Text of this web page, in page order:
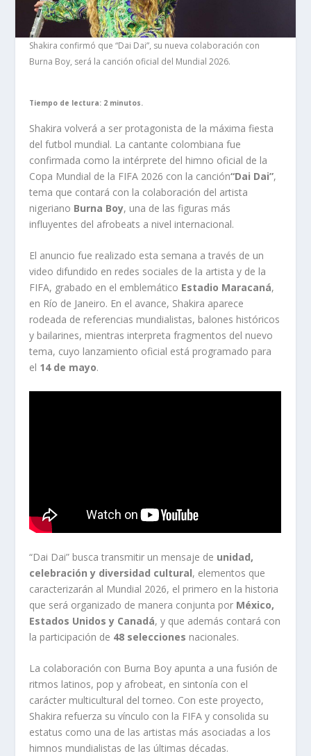
Shakira confirmó que “Dai Dai”, su nueva colaboración con
Burna Boy, será la canción oficial del Mundial 2026.
Tiempo de lectura: 2 minutos.
Shakira volverá a ser protagonista de la máxima fiesta
del futbol mundial. La cantante colombiana fue
confirmada como la intérprete del himno oficial de la
Copa Mundial de la FIFA 2026 con la canción“Dai Dai”,
tema que contará con la colaboración del artista
nigeriano Burna Boy, una de las figuras más
influyentes del afrobeats a nivel internacional.
El anuncio fue realizado esta semana a través de un
video difundido en redes sociales de la artista y de la
FIFA, grabado en el emblemático Estadio Maracaná,
en Río de Janeiro. En el avance, Shakira aparece
rodeada de referencias mundialistas, balones históricos
y bailarines, mientras interpreta fragmentos del nuevo
tema, cuyo lanzamiento oficial está programado para
el 14 de mayo.
“Dai Dai” busca transmitir un mensaje de unidad,
celebración y diversidad cultural, elementos que
caracterizarán al Mundial 2026, el primero en la historia
que será organizado de manera conjunta por México,
Estados Unidos y Canadá, y que además contará con
la participación de 48 selecciones nacionales.
La colaboración con Burna Boy apunta a una fusión de
ritmos latinos, pop y afrobeat, en sintonía con el
carácter multicultural del torneo. Con este proyecto,
Shakira refuerza su vínculo con la FIFA y consolida su
estatus como una de las artistas más asociadas a los
himnos mundialistas de las últimas décadas.